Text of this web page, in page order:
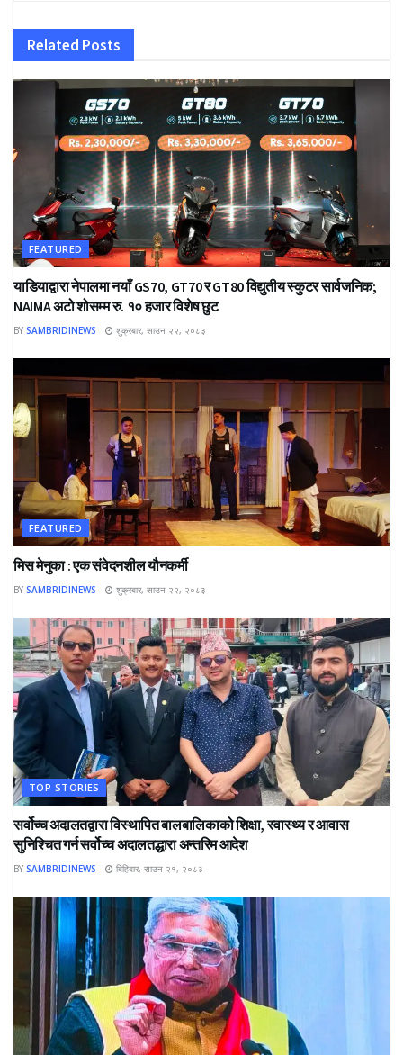
Related Posts
FEATURED
याडियाद्वारा नेपालमा नयाँ GS70, GT70 र GT80 विद्युतीय स्कुटर सार्वजनिक;
NAIMA अटो शोसम्म रु. १० हजार विशेष छुट
BY SAMBRIDINEWS शुक्रबार, साउन २२, २०८३
FEATURED
मिस मेनुका : एक संवेदनशील यौनकर्मी
BY SAMBRIDINEWS शुक्रबार, साउन २२, २०८३
TOP STORIES
सर्वोच्च अदालतद्वारा विस्थापित बालबालिकाको शिक्षा, स्वास्थ्य र आवास
सुनिश्चित गर्न सर्वोच्च अदालतद्धारा अन्तरिम आदेश
BY SAMBRIDINEWS बिहिबार, साउन २१, २०८३